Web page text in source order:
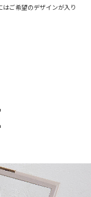
ご希望のデザインが入り